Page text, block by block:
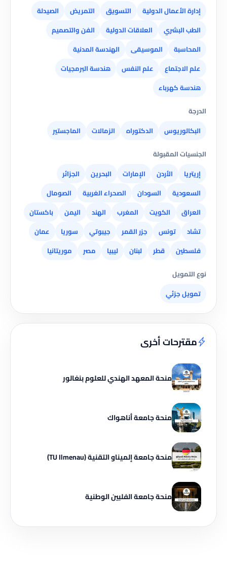
إدارة الأعمال الدولية
التسويق التمريض
الصيدلة
الطب البشري
العلاقات الدولية
الفن والتصميم
المحاسبة
الموسيقى
الهندسة المدنية
علم الاجتماع
علم النفس
هندسة البرمجيات
هندسة كهرباء
الدرجة
البكالوريوس
الدكتوراه الزمالات
الماجستير
الجنسيات المقبولة
إريتريا
الأردن الإمارات البحرين
الجزائر
السعودية
السودان الصحراء الغربية
الصومال
العراق
الكويت المغرب الهند اليمن
باكستان
تشاد
تونس جزر القمر جيبوتي سوريا
عمان
فلسطين
قطر لبنان ليبيا مصر
موريتانيا
نوع التمويل
تمويل جزئي
مقترحات أخرى
منحة المعهد الهندي للعلوم بنغالور
منحة جامعة أناهواك
منحة جامعة إلميناو التقنية (TU Ilmenau)
منحة جامعة الفلبين الوطنية